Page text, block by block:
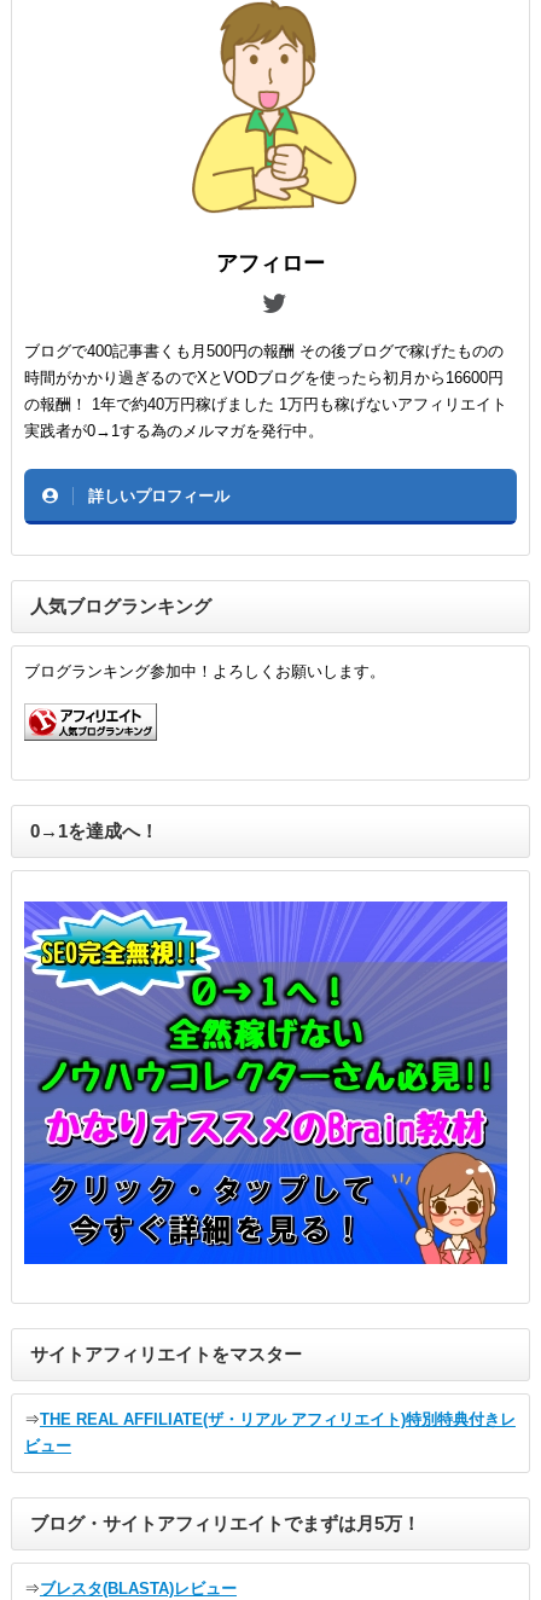
アフィロー
ブログで400記事書くも月500円の報酬 その後ブログで稼げたものの
時間がかかり過ぎるのでXとVODブログを使ったら初月から16600円
の報酬！ 1年で約40万円稼げました 1万円も稼げないアフィリエイト
実践者が0→1する為のメルマガを発行中。
詳しいプロフィール
人気ブログランキング
ブログランキング参加中！よろしくお願いします。
0→1を達成へ！
サイトアフィリエイトをマスター
⇒THE REAL AFFILIATE(ザ・リアル アフィリエイト)特別特典付きレ
ビュー
ブログ・サイトアフィリエイトでまずは月5万！
⇒ブレスタ(BLASTA)レビュー